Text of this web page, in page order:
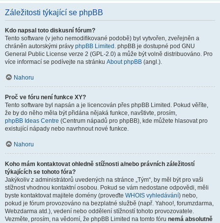
Záležitosti týkající se phpBB
Kdo napsal toto diskusní fórum?
Tento software (v jeho nemodifikované podobě) byl vytvořen, zveřejněn a
chráněn autorskými právy phpBB Limited . phpBB je dostupné pod GNU
General Public License verze 2 (GPL-2.0) a může být volně distribuováno. Pro
více informací se podívejte na stránku About phpBB (angl.).
Nahoru
Proč ve fóru není funkce XY?
Tento software byl napsán a je licencován přes phpBB Limited. Pokud věříte,
že by do něho měla být přidána nějaká funkce, navštivte, prosím,
phpBB Ideas Centre (Centrum nápadů pro phpBB), kde můžete hlasovat pro
existující nápady nebo navrhnout nové funkce.
Nahoru
Koho mám kontaktovat ohledně stížnosti a/nebo právních záležitostí
týkajících se tohoto fóra?
Jakýkoliv z administrátorů uvedených na stránce „Tým“, by měl být pro vaši
stížnost vhodnou kontaktní osobou. Pokud se vám nedostane odpovědi, měli
byste kontaktovat majitele domény (proveďte WHOIS vyhledávání) nebo,
pokud je fórum provozováno na bezplatné službě (např. Yahoo!, forumzdarma,
Webzdarma atd.), vedení nebo oddělení stížností tohoto provozovatele.
Vezměte, prosím, na vědomí, že phpBB Limited na tomto fóru nemá absolutně